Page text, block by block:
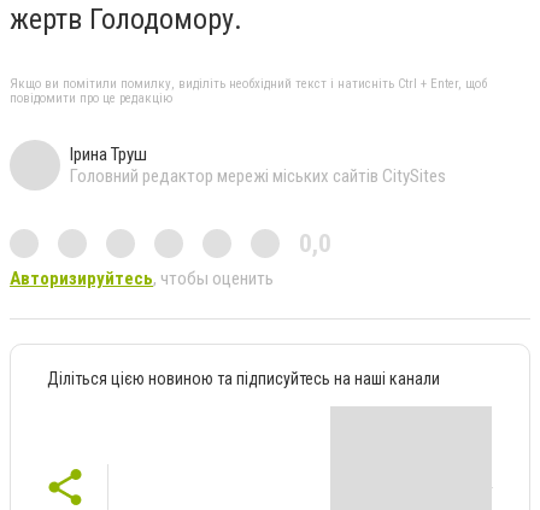
жертв Голодомору.
Якщо ви помітили помилку, виділіть необхідний текст і натисніть Ctrl + Enter, щоб
повідомити про це редакцію
Ірина Труш
Головний редактор мережі міських сайтів CitySites
0,0
Авторизируйтесь, чтобы оценить
Діліться цією новиною та підписуйтесь на наші канали